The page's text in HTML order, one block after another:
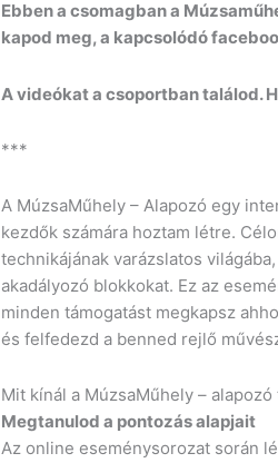
Ebben a csomagban a
kapod meg, a kapcsolódó
A videókat a csoportban találod.
***
A MúzsaMűhely – Alapozó egy
kezdők számára hoztam létre.
technikájának varázslatos
akadályozó blokkokat. Ez az
minden támogatást megkapsz
és felfedezd a benned rejlő
Mit kínál a MúzsaMűhely – alapozó
Megtanulod a pontozás alapjait
Az online eseménysorozat során